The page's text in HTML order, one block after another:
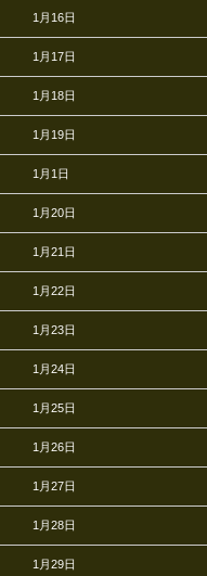
1月16日
1月17日
1月18日
1月19日
1月1日
1月20日
1月21日
1月22日
1月23日
1月24日
1月25日
1月26日
1月27日
1月28日
1月29日